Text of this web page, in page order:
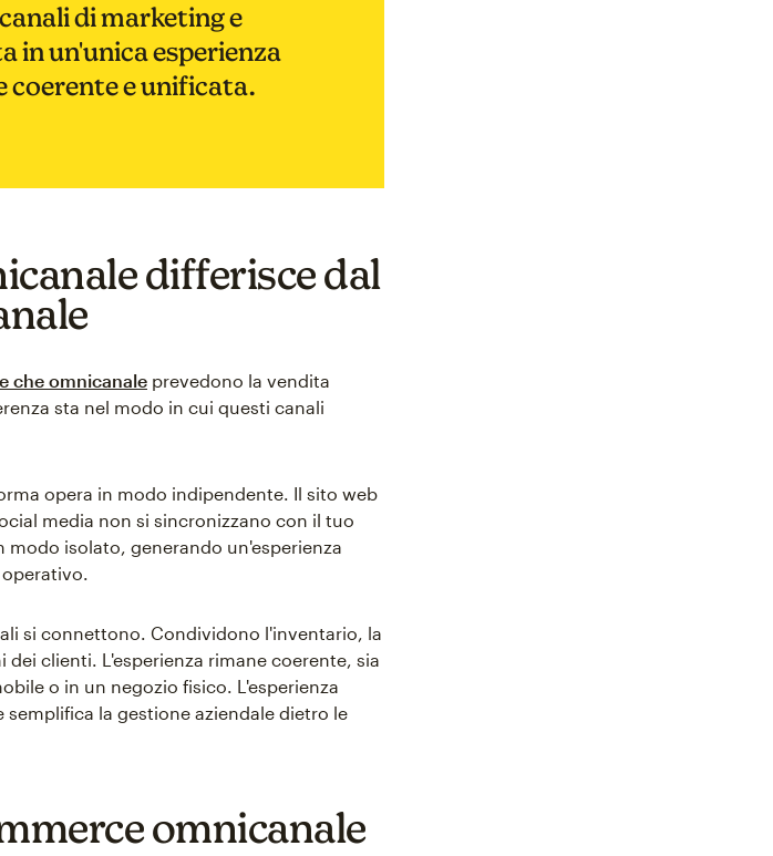
di marketing e
in un'unica esperienza
coerente e unificata.
differisce dal
che omnicanale prevedono la vendita
sta nel modo in cui questi canali
opera in modo indipendente. Il sito web
media non si sincronizzano con il tuo
isolato, generando un'esperienza
si connettono. Condividono l'inventario, la
clienti. L'esperienza rimane coerente, sia
o in un negozio fisico. L'esperienza
la gestione aziendale dietro le
omnicanale